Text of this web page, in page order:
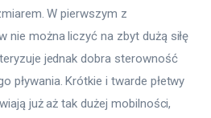
W pierwszym z
nie można liczyć na zbyt dużą siłę
jednak dobra sterowność
pływania. Krótkie i twarde płetwy
już aż tak dużej mobilności,